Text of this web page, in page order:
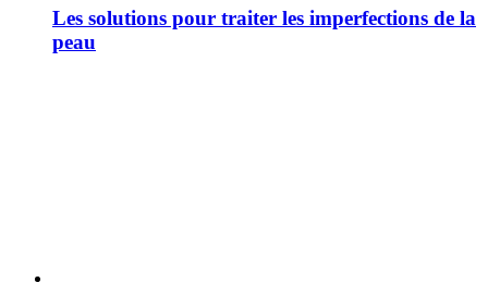
Les solutions pour traiter les imperfections de la
peau